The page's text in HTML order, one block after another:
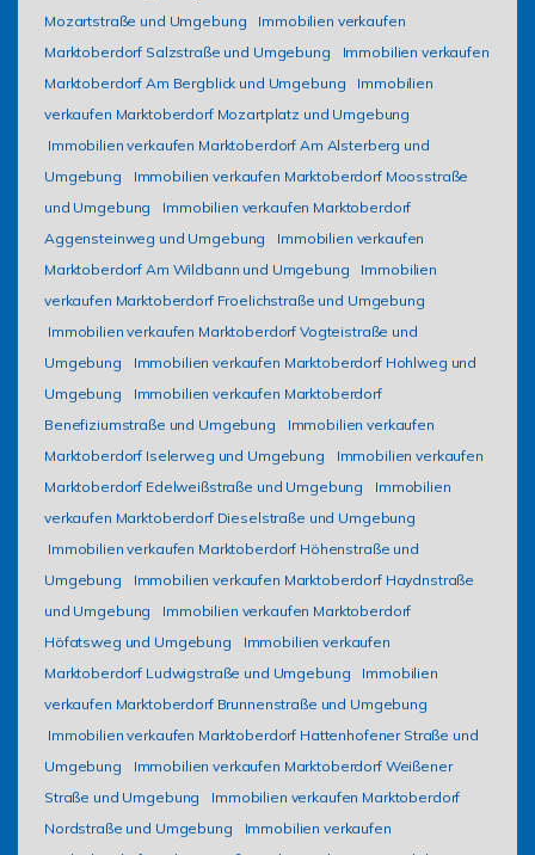
Mozartstraße und Umgebung
Immobilien verkaufen
Marktoberdorf Salzstraße und Umgebung
Immobilien verkaufen
Marktoberdorf Am Bergblick und Umgebung
Immobilien
verkaufen Marktoberdorf Mozartplatz und Umgebung
Immobilien verkaufen Marktoberdorf Am Alsterberg und
Umgebung
Immobilien verkaufen Marktoberdorf Moosstraße
und Umgebung
Immobilien verkaufen Marktoberdorf
Aggensteinweg und Umgebung
Immobilien verkaufen
Marktoberdorf Am Wildbann und Umgebung
Immobilien
verkaufen Marktoberdorf Froelichstraße und Umgebung
Immobilien verkaufen Marktoberdorf Vogteistraße und
Umgebung
Immobilien verkaufen Marktoberdorf Hohlweg und
Umgebung
Immobilien verkaufen Marktoberdorf
Benefiziumstraße und Umgebung
Immobilien verkaufen
Marktoberdorf Iselerweg und Umgebung
Immobilien verkaufen
Marktoberdorf Edelweißstraße und Umgebung
Immobilien
verkaufen Marktoberdorf Dieselstraße und Umgebung
Immobilien verkaufen Marktoberdorf Höhenstraße und
Umgebung
Immobilien verkaufen Marktoberdorf Haydnstraße
und Umgebung
Immobilien verkaufen Marktoberdorf
Höfatsweg und Umgebung
Immobilien verkaufen
Marktoberdorf Ludwigstraße und Umgebung
Immobilien
verkaufen Marktoberdorf Brunnenstraße und Umgebung
Immobilien verkaufen Marktoberdorf Hattenhofener Straße und
Umgebung
Immobilien verkaufen Marktoberdorf Weißener
Straße und Umgebung
Immobilien verkaufen Marktoberdorf
Nordstraße und Umgebung
Immobilien verkaufen